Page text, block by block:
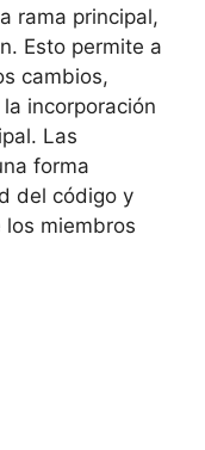
rama principal,
Esto permite a
cambios,
incorporación
Las
forma
del código y
miembros